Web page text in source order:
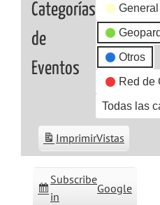
Categorías
de
Eventos
General
Otros
Red de
Todas las
Subscribe
in
Google
ImprimirVistas